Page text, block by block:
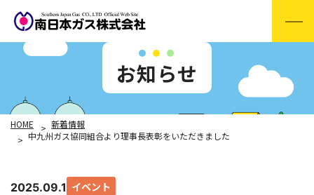
お知らせ
HOME
新着情報
中九州ガス協同組合より理事長表彰をいただきました
2025.09.11 イベント